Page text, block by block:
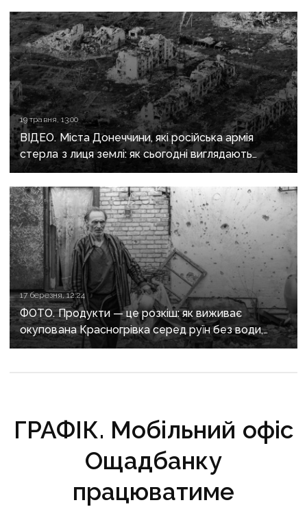
19 травня, 13:00
ВІДЕО. Міста Донеччини, які російська армія
стерла з лиця землі: як сьогодні виглядають
окуповані Мар'їнка та Красногорівка
17 березня, 12:24
ФОТО. Продукти — це розкіш: як виживає
окупована Красногрівка серед руїн без води,
світла і майбутнього
ГРАФІК. Мобільний офіс
Ощадбанку
працюватиме